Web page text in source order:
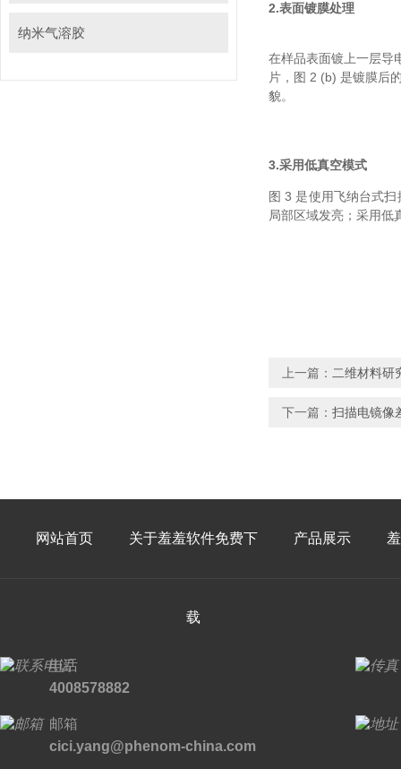
纳米气溶胶
2.表面镀膜处理
在样品表面镀上一层导电
片，图 2 (b) 是镀膜后
貌。
3.采用低真空模式
图 3 是使用飞纳台式扫
局部区域发亮；采用
上一篇： 二维材料研
下一篇： 扫描电镜像
网站首页 关于羞羞软件免费下
载
产品展示
电话
4008578882
邮箱
cici.yang@phenom-china.com